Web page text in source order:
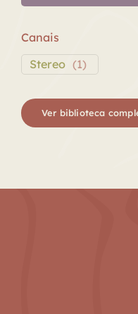
Canais
Stereo (1)
Ver biblioteca